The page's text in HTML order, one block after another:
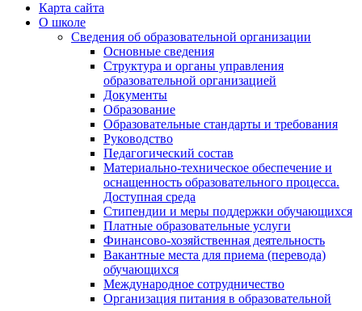
Карта сайта
О школе
Сведения об образовательной организации
Основные сведения
Структура и органы управления
образовательной организацией
Документы
Образование
Образовательные стандарты и требования
Руководство
Педагогический состав
Материально-техническое обеспечение и
оснащенность образовательного процесса.
Доступная среда
Стипендии и меры поддержки обучающихся
Платные образовательные услуги
Финансово-хозяйственная деятельность
Вакантные места для приема (перевода)
обучающихся
Международное сотрудничество
Организация питания в образовательной